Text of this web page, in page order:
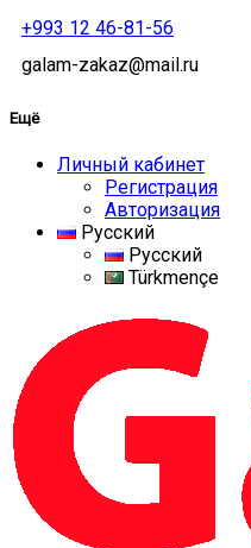
+993 12 46-81-56
galam-zakaz@mail.ru
Ещё
Личный кабинет
Регистрация
Авторизация
Русский
Русский
Türkmençe